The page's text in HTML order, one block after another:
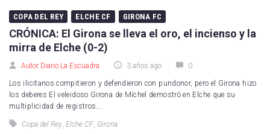
COPA DEL REY ELCHE CF GIRONA FC
CRÓNICA: El Girona se lleva el oro, el incienso y la
mirra de Elche (0-2)
Autor Diario La Escuadra 3 años ago 0
Los ilicitanos compitieron y defendieron con pundonor, pero el Girona hizo
los deberes El veleidoso Girona de Míchel demostró en Elche que su
multiplicidad de registros...
Copa del Rey Elche CF Girona